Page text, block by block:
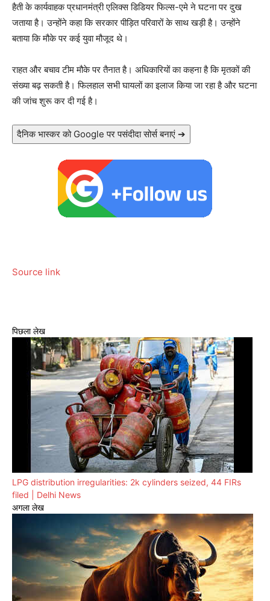
हैती के कार्यवाहक प्रधानमंत्री एलिक्स डिडियर फिल्स-एमे ने घटना पर दुख
जताया है। उन्होंने कहा कि सरकार पीड़ित परिवारों के साथ खड़ी है। उन्होंने
बताया कि मौके पर कई युवा मौजूद थे।
राहत और बचाव टीम मौके पर तैनात है। अधिकारियों का कहना है कि मृतकों की
संख्या बढ़ सकती है। फिलहाल सभी घायलों का इलाज किया जा रहा है और घटना
की जांच शुरू कर दी गई है।
दैनिक भास्कर को Google पर पसंदीदा सोर्स बनाएं ➔
Source link
पिछला लेख
LPG distribution irregularities: 2k cylinders seized, 44 FIRs
filed | Delhi News
अगला लेख